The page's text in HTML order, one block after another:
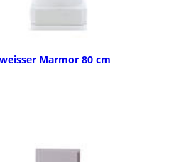
Marmor 80 cm